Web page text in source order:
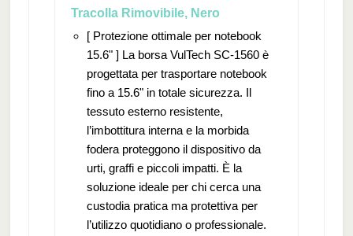
Tracolla Rimovibile, Nero
[ Protezione ottimale per notebook
15.6" ] La borsa VulTech SC-1560 è
progettata per trasportare notebook
fino a 15.6" in totale sicurezza. Il
tessuto esterno resistente,
l’imbottitura interna e la morbida
fodera proteggono il dispositivo da
urti, graffi e piccoli impatti. È la
soluzione ideale per chi cerca una
custodia pratica ma protettiva per
l’utilizzo quotidiano o professionale.